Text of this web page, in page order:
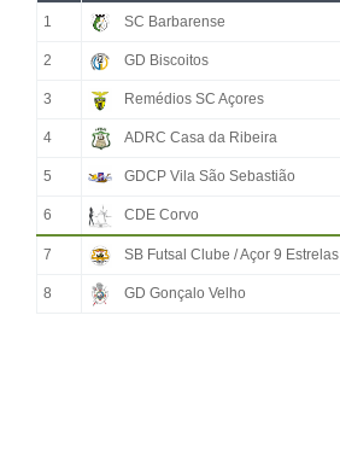
1 SC Barbarense
2 GD Biscoitos
3 Remédios SC Açores
4 ADRC Casa da Ribeira
5 GDCP Vila São Sebastião
6 CDE Corvo
7 SB Futsal Clube / Açor 9 Estrelas
8 GD Gonçalo Velho